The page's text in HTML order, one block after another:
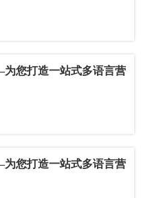
您打造一站式多语言营
您打造一站式多语言营